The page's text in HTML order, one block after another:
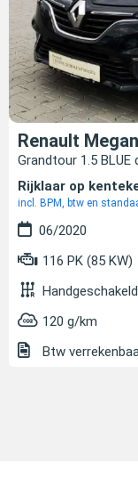
Renault
Grandtour 1.5 BLUE
Rijklaar op
incl. BPM, btw en
06/2020
116 PK (85 KW)
Handgeschakeld
120 g/km
Btw